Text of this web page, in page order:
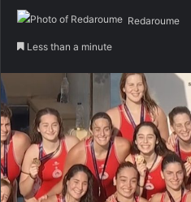
Redaroume
Less than a minute